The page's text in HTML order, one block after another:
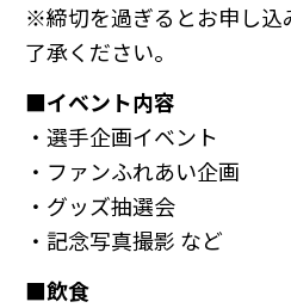
※締切を過ぎるとお申し込
了承ください。
■イベント内容
・選手企画イベント
・ファンふれあい企画
・グッズ抽選会
・記念写真撮影 など
■飲食